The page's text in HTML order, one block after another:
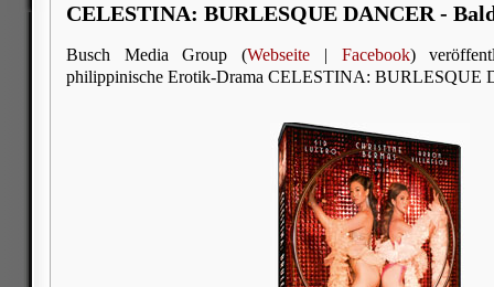
CELESTINA: BURLESQUE DANCER -
Busch Media Group (Webseite | Facebook)
philippinische Erotik-Drama CELESTINA: BURLESQUE